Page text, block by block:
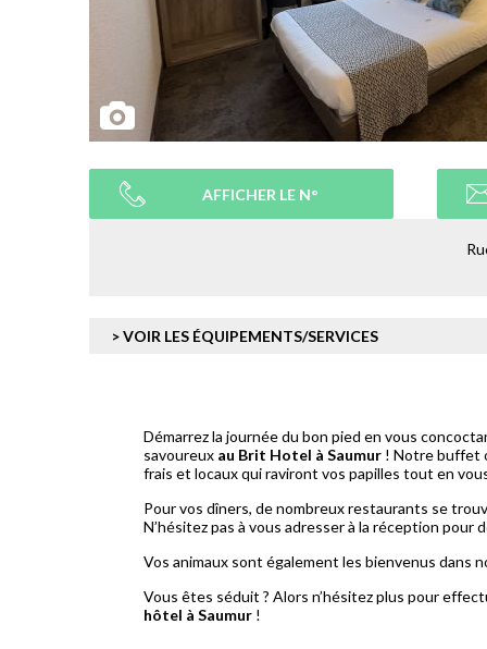
AFFICHER LE N°
> VOIR LES ÉQUIPEMENTS/SERVICES
Démarrez la journée du bon pied en vous
savoureux au Brit Hotel à Saumur ! Notre buffet
frais et locaux qui raviront vos papilles tout en
Pour vos dîners, de nombreux restaurants se
N’hésitez pas à vous adresser à la réception pour
Vos animaux sont également les bienvenus dans
Vous êtes séduit ? Alors n’hésitez plus pour
hôtel à Saumur !